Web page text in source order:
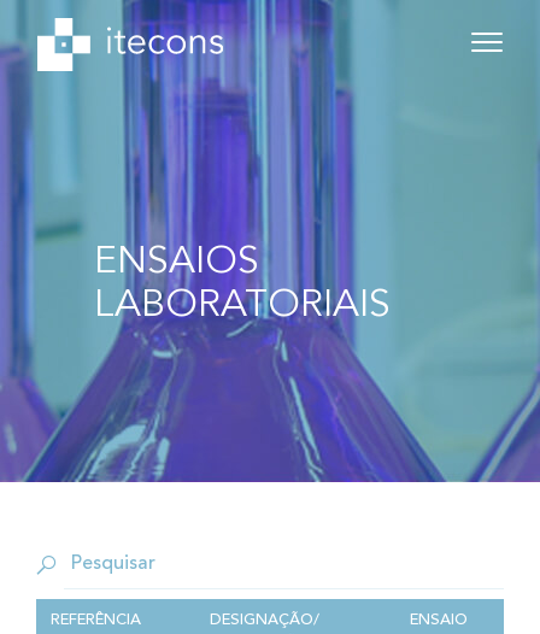
ENSAIOS
LABORATORIAIS
REFERÊNCIA
DESIGNAÇÃO/
ENSAIO